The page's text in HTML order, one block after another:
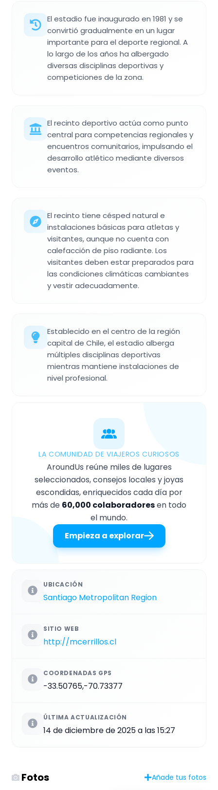
El estadio fue inaugurado en 1981 y se
convirtió gradualmente en un lugar
importante para el deporte regional. A
lo largo de los años ha albergado
diversas disciplinas deportivas y
competiciones de la zona.
El recinto deportivo actúa como punto
central para competencias regionales y
encuentros comunitarios, impulsando el
desarrollo atlético mediante diversos
eventos.
El recinto tiene césped natural e
instalaciones básicas para atletas y
visitantes, aunque no cuenta con
calefacción de piso radiante. Los
visitantes deben estar preparados para
las condiciones climáticas cambiantes
y vestir adecuadamente.
Establecido en el centro de la región
capital de Chile, el estadio alberga
múltiples disciplinas deportivas
mientras mantiene instalaciones de
nivel profesional.
LA COMUNIDAD DE VIAJEROS CURIOSOS
AroundUs reúne miles de lugares
seleccionados, consejos locales y joyas
escondidas, enriquecidos cada día por
más de 60,000 colaboradoresen todo
el mundo.
Empieza a explorar
UBICACIÓN
Santiago Metropolitan Region
SITIO WEB
http://mcerrillos.cl
COORDENADAS GPS
-33.50765,-70.73377
ÚLTIMA ACTUALIZACIÓN
14 de diciembre de 2025 a las 15:27
Fotos Añade tus fotos